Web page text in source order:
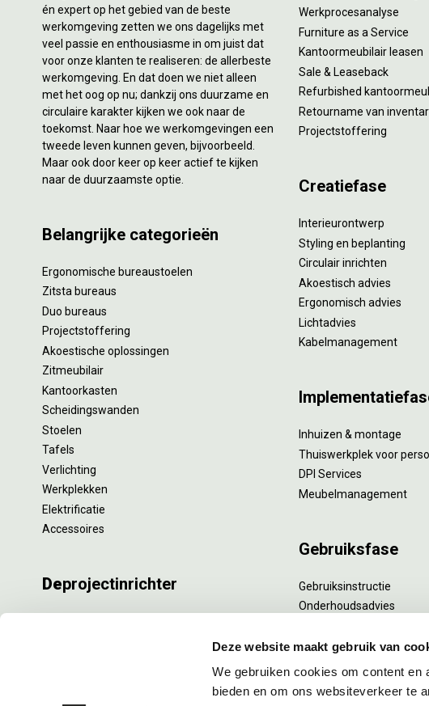
Deze website maakt gebruik van
We gebruiken cookies om content
bieden en om ons websiteverkeer te
én expert op het gebied van de beste
werkomgeving zetten we ons dagelijks met
veel passie en enthousiasme in om juist dat
voor onze klanten te realiseren: de allerbeste
werkomgeving. En dat doen we niet alleen
met het oog op nu; dankzij ons duurzame en
circulaire karakter kijken we ook naar de
toekomst. Naar hoe we werkomgevingen een
tweede leven kunnen geven, bijvoorbeeld.
Maar ook door keer op keer actief te kijken
naar de duurzaamste optie.
Belangrijke categorieën
Ergonomische bureaustoelen
Zitsta bureaus
Duo bureaus
Projectstoffering
Akoestische oplossingen
Zitmeubilair
Kantoorkasten
Scheidingswanden
Stoelen
Tafels
Verlichting
Werkplekken
Elektrificatie
Accessoires
Deprojectinrichter
Werkprocesanalyse
Furniture as a Service
Kantoormeubilair leasen
Sale & Leaseback
Refurbished
Retourname van
Projectstoffering
Creatiefase
Interieurontwerp
Styling en beplanting
Circulair inrichten
Akoestisch advies
Ergonomisch advies
Lichtadvies
Kabelmanagement
Inhuizen & montage
Thuiswerkplek voor
DPI Services
Meubelmanagement
Gebruiksfase
Gebruiksinstructie
Onderhoudsadvies
Specialistische reiniging
Refurbishment
Interne verhuizing